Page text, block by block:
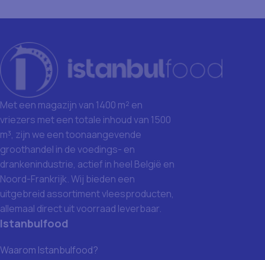
Met een magazijn van 1400 m² en
vriezers met een totale inhoud van 1500
m³, zijn we een toonaangevende
groothandel in de voedings- en
drankenindustrie, actief in heel België en
Noord-Frankrijk. Wij bieden een
uitgebreid assortiment vleesproducten,
allemaal direct uit voorraad leverbaar.
Istanbulfood
Waarom Istanbulfood?